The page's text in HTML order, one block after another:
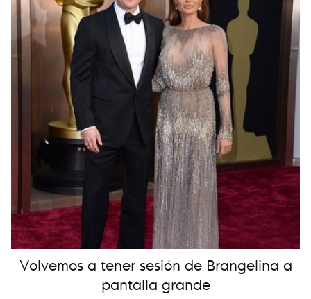
Volvemos a tener sesión de Brangelina a
pantalla grande